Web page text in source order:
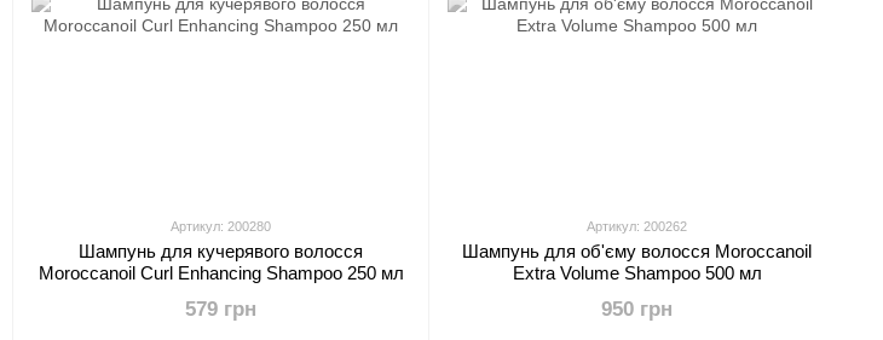
Артикул: 200280
Шампунь для кучерявого волосся
Moroccanoil Curl Enhancing Shampoo 250 мл
579 грн
Артикул: 200262
Шампунь для об'єму волосся Moroccanoil
Extra Volume Shampoo 500 мл
950 грн